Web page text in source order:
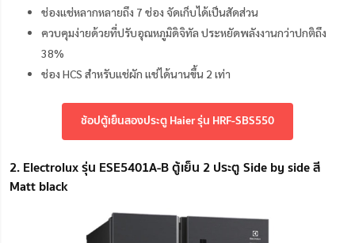
ช่องแช่หลากหลายถึง 7 ช่อง จัดเก็บได้เป็นสัดส่วน
ควบคุมง่ายด้วยที่ปรับอุณหภูมิดิจิทัล ประหยัดพลังงานกว่าปกติถึง
38%
ช่อง HCS สำหรับแช่ผัก แช่ได้นานขึ้น 2 เท่า
ช้อปตู้เย็นสองประตู Haier รุ่น HRF-SBS550
2. Electrolux รุ่น ESE5401A-B ตู้เย็น 2 ประตู Side by side สี
Matt black